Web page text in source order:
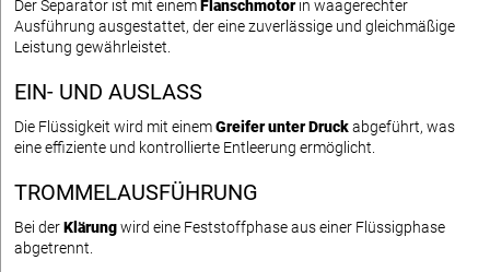
Der Separator ist mit einemFlanschmotorin waagerechter
Ausführung ausgestattet, der eine zuverlässige und gleichmäßige
Leistung gewährleistet.
EIN- UND AUSLASS
Die Flüssigkeit wird mit einemGreifer unter Druckabgeführt, was
eine effiziente und kontrollierte Entleerung ermöglicht.
TROMMELAUSFÜHRUNG
Bei derKlärungwird eine Feststoffphase aus einer Flüssigphase
abgetrennt.